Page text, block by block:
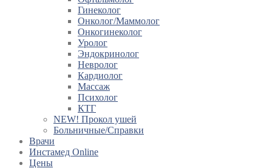
Гинеколог
Онколог/Маммолог
Онкогинеколог
Уролог
Эндокринолог
Невролог
Кардиолог
Массаж
Психолог
КТГ
NEW! Прокол ушей
Больничные/Справки
Врачи
Инстамед Online
Цены